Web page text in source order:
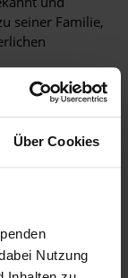
Über Cookies
Nutzung
seiner Familie,
einem
wird und
worden sein
Leiten Sie bitte
dieser
wegen der
auf